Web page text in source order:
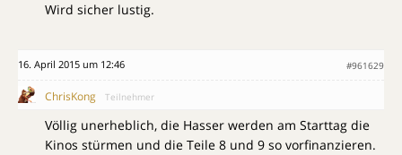
Wird sicher lustig.
16. April 2015 um 12:46 #961629
ChrisKong Teilnehmer
Völlig unerheblich, die Hasser werden am Starttag die
Kinos stürmen und die Teile 8 und 9 so vorfinanzieren.